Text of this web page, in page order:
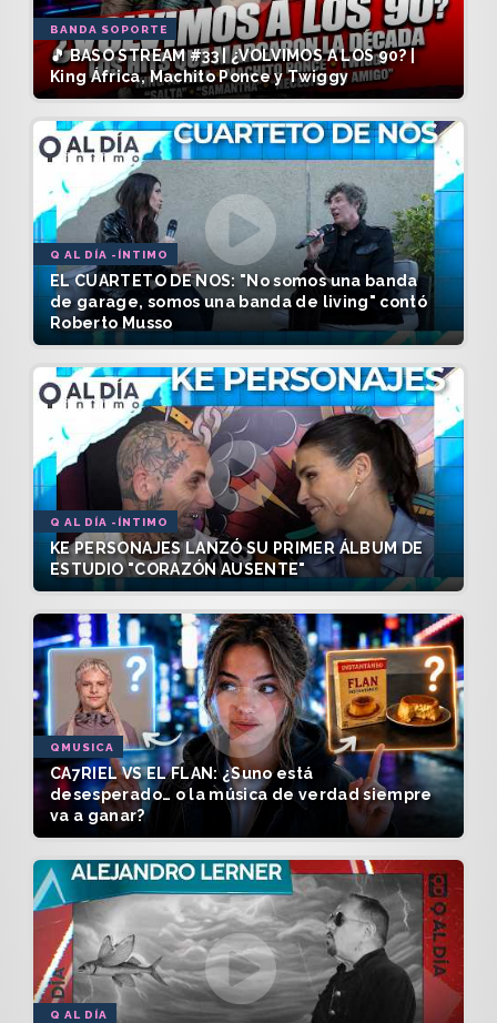
BANDA SOPORTE
🎵 BASO STREAM #33 | ¿VOLVIMOS A LOS 90? |
King África, Machito Ponce y Twiggy
Q AL DÍA -ÍNTIMO
EL CUARTETO DE NOS: "No somos una banda
de garage, somos una banda de living" contó
Roberto Musso
Q AL DÍA -ÍNTIMO
KE PERSONAJES LANZÓ SU PRIMER ÁLBUM DE
ESTUDIO "CORAZÓN AUSENTE"
QMUSICA
CA7RIEL VS EL FLAN: ¿Suno está
desesperado… o la música de verdad siempre
va a ganar?
Q AL DÍA